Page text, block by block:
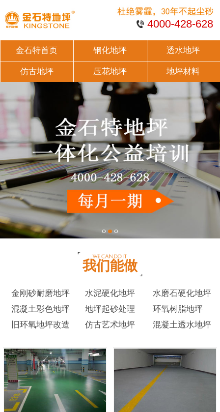
4000-428-628
金石特首页 钢化地坪 透水地坪
仿古地坪 压花地坪 地坪材料
我们能做
金刚砂耐磨地坪 水泥硬化地坪
水磨石硬化地坪
混凝土彩色地坪
地坪起砂处理
环氧树脂地坪
旧环氧地坪改造
仿古艺术地坪 混凝土透水地坪